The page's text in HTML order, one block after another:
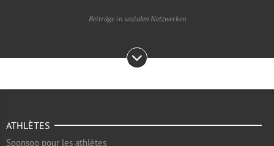
Beiträge in sozialen Netzwerken
ATHLÈTES
Sponsoo pour les athlètes